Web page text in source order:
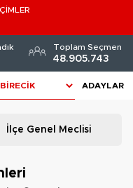
Toplam Seçmen
48.905.743
ADAYLAR
İlçe Genel Meclisi